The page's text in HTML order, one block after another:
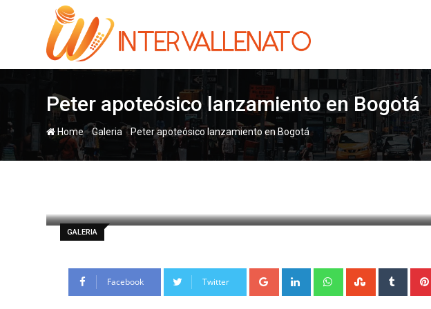
Peter apoteósico lanzamiento en Bogotá
Home-Galeria-Peter apoteósico lanzamiento en Bogotá
GALERIA
Facebook Twitter Google+ LinkedIn WhatsappStumbleUpon
Tumblr